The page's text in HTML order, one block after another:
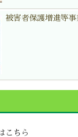
被害者保護増進等
こちら